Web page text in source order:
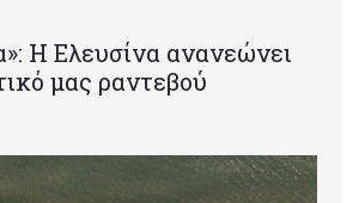
Η Ελευσίνα ανανεώνει
μας ραντεβού